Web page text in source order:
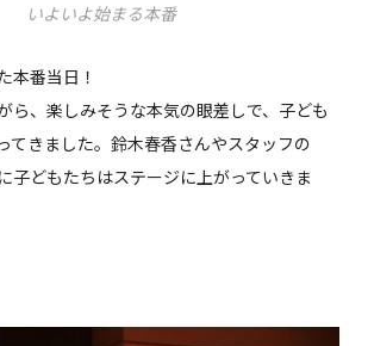
いよいよ始まる本番
本番当日！
ら、楽しみそうな本気の眼差しで、子ども
てきました。鈴木春香さんやスタッフの
子どもたちはステージに上がっていきま